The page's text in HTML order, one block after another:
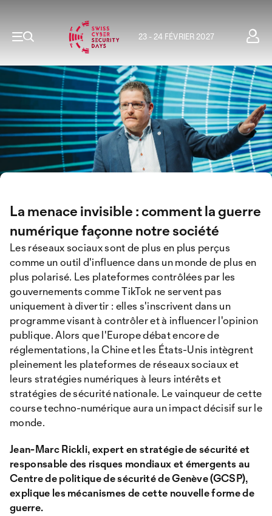
23 - 24 FÉVRIER 2027
La menace invisible : comment la guerre
numérique façonne notre société
Les réseaux sociaux sont de plus en plus perçus
comme un outil d'influence dans un monde de plus en
plus polarisé. Les plateformes contrôlées par les
gouvernements comme TikTok ne servent pas
uniquement à divertir : elles s'inscrivent dans un
programme visant à contrôler et à influencer l'opinion
publique. Alors que l'Europe débat encore de
réglementations, la Chine et les États-Unis intègrent
pleinement les plateformes de réseaux sociaux et
leurs stratégies numériques à leurs intérêts et
stratégies de sécurité nationale. Le vainqueur de cette
course techno-numérique aura un impact décisif sur le
monde.
Jean-Marc Rickli, expert en stratégie de sécurité et
responsable des risques mondiaux et émergents au
Centre de politique de sécurité de Genève (GCSP),
explique les mécanismes de cette nouvelle forme de
guerre.